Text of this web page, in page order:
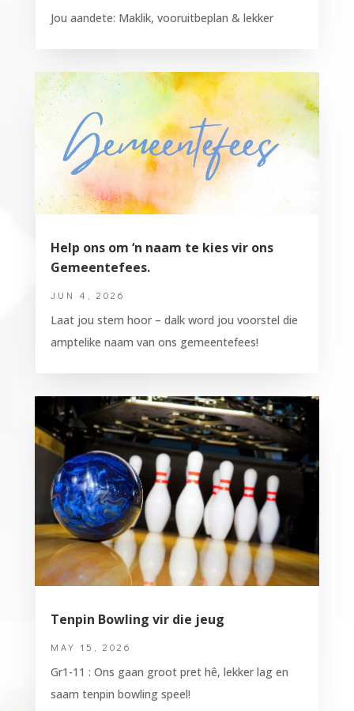
Jou aandete: Maklik, vooruitbeplan & lekker
Help ons om ‘n naam te kies vir ons
Gemeentefees.
JUN 4, 2026
Laat jou stem hoor – dalk word jou voorstel die
amptelike naam van ons gemeentefees!
Tenpin Bowling vir die jeug
MAY 15, 2026
Gr1-11 : Ons gaan groot pret hê, lekker lag en
saam tenpin bowling speel!